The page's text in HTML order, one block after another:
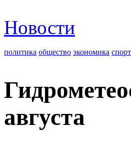
Новости
политика общество экономика спорт
августа